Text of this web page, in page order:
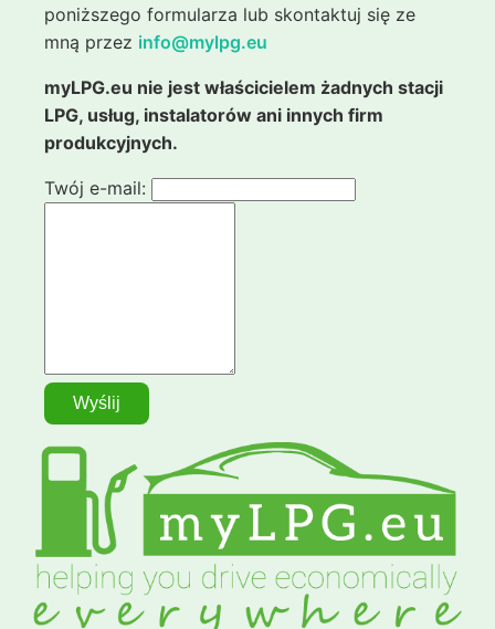
poniższego formularza lub skontaktuj się ze
mną przez info@mylpg.eu
myLPG.eu nie jest właścicielem żadnych stacji
LPG, usług, instalatorów ani innych firm
produkcyjnych.
Twój e-mail: